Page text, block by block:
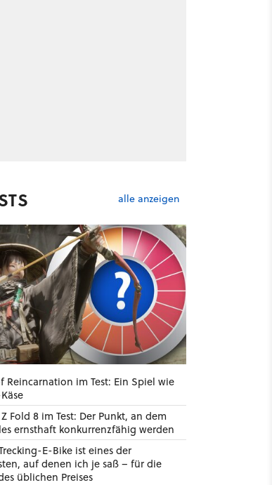
alle anzeigen
Reincarnation im Test: Ein Spiel wie
Fold 8 im Test: Der Punkt, an dem
ernsthaft konkurrenzfähig werden
E-Bike ist eines der
auf denen ich je saß – für die
üblichen Preises